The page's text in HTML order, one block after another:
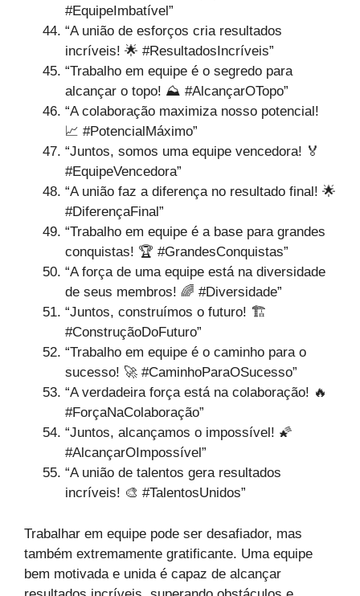
#EquipeImbatível”
“A união de esforços cria resultados
incríveis! 🌟 #ResultadosIncríveis”
“Trabalho em equipe é o segredo para
alcançar o topo! ⛰️ #AlcançarOTopo”
“A colaboração maximiza nosso potencial!
📈 #PotencialMáximo”
“Juntos, somos uma equipe vencedora! 🏅
#EquipeVencedora”
“A união faz a diferença no resultado final! 🌟
#DiferençaFinal”
“Trabalho em equipe é a base para grandes
conquistas! 🏆 #GrandesConquistas”
“A força de uma equipe está na diversidade
de seus membros! 🌈 #Diversidade”
“Juntos, construímos o futuro! 🏗️
#ConstruçãoDoFuturo”
“Trabalho em equipe é o caminho para o
sucesso! 🚀 #CaminhoParaOSucesso”
“A verdadeira força está na colaboração! 🔥
#ForçaNaColaboração”
“Juntos, alcançamos o impossível! 🌠
#AlcançarOImpossível”
“A união de talentos gera resultados
incríveis! 🎨 #TalentosUnidos”
Trabalhar em equipe pode ser desafiador, mas
também extremamente gratificante. Uma equipe
bem motivada e unida é capaz de alcançar